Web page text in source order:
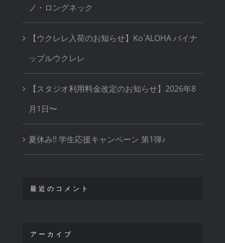
ノ・ロングネック
【ウクレレ入荷のお知らせ】Ko`ALOHA パイナ
ップルウクレレ
【スタジオ利用料金改定のお知らせ】2026年8
月1日〜
夏休み!! 学生応援キャンペーン 第1弾♪
最近のコメント
アーカイブ